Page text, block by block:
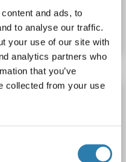
and ads, to
to analyse our traffic.
your use of our site with
analytics partners who
that you’ve
collected from your use
Détails
50) (Biotin)